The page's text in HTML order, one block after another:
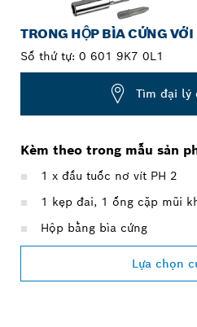
TRONG HỘP BÌA CỨNG
Số thứ tự: 0 601 9K7 0L1
Tìm đại lý
Kèm theo trong mẫu sản
1 x đầu tuốc nơ vít PH 2
1 kẹp đai, 1 ống cặp mũi
Hộp bằng bìa cứng
Lựa chọn